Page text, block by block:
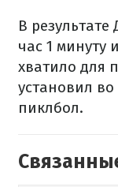
В
час 1 минуту
хватило для
установил
пиклбол.